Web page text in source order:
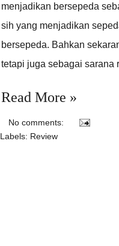
menjadikan bersepeda
sih yang menjadikan
bersepeda. Bahkan
tetapi juga sebagai sarana
Read More »
No comments:
Labels: Review